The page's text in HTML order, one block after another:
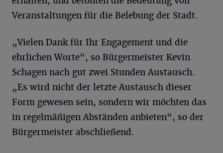
Veranstaltungen für die Belebung der Stadt.
„Vielen Dank für Ihr Engagement und die
ehrlichen Worte“, so Bürgermeister Kevin
Schagen nach gut zwei Stunden Austausch.
„Es wird nicht der letzte Austausch dieser
Form gewesen sein, sondern wir möchten das
in regelmäßigen Abständen anbieten“, so der
Bürgermeister abschließend.